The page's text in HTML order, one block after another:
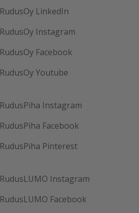
RudusOy LinkedIn
RudusOy Instagram
RudusOy Facebook
RudusOy Youtube
RudusPiha Instagram
RudusPiha Facebook
RudusPiha Pinterest
RudusLUMO Instagram
RudusLUMO Facebook